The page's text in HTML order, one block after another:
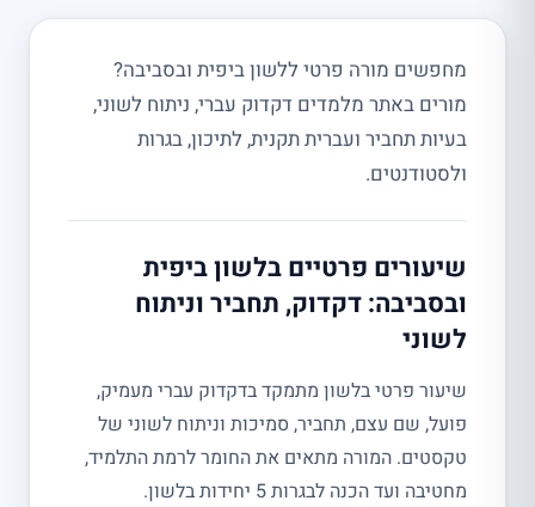
מחפשים מורה פרטי ללשון ביפית ובסביבה?
מורים באתר מלמדים דקדוק עברי, ניתוח לשוני,
בעיות תחביר ועברית תקנית, לתיכון, בגרות
ולסטודנטים.
שיעורים פרטיים בלשון ביפית
ובסביבה: דקדוק, תחביר וניתוח
לשוני
שיעור פרטי בלשון מתמקד בדקדוק עברי מעמיק,
פועל, שם עצם, תחביר, סמיכות וניתוח לשוני של
טקסטים. המורה מתאים את החומר לרמת התלמיד,
מחטיבה ועד הכנה לבגרות 5 יחידות בלשון.